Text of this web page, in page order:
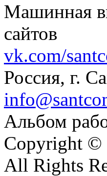
Машинная
сайтов
vk.com/
Россия, г.
Альбом
Copyright ©
All Rights